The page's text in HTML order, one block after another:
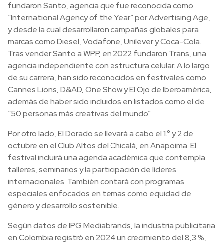
fundaron Santo, agencia que fue reconocida como
“International Agency of the Year” por Advertising Age,
y desde la cual desarrollaron campañas globales para
marcas como Diesel, Vodafone, Unilever y Coca-Cola.
Tras vender Santo a WPP, en 2022 fundaron Trans, una
agencia independiente con estructura celular. A lo largo
de su carrera, han sido reconocidos en festivales como
Cannes Lions, D&AD, One Show y El Ojo de Iberoamérica,
además de haber sido incluidos en listados como el de
“50 personas más creativas del mundo”.
Por otro lado, El Dorado se llevará a cabo el 1.° y 2 de
octubre en el Club Altos del Chicalá, en Anapoima. El
festival incluirá una agenda académica que contempla
talleres, seminarios y la participación de líderes
internacionales. También contará con programas
especiales enfocados en temas como equidad de
género y desarrollo sostenible.
Según datos de IPG Mediabrands, la industria publicitaria
en Colombia registró en 2024 un crecimiento del 8,3 %,